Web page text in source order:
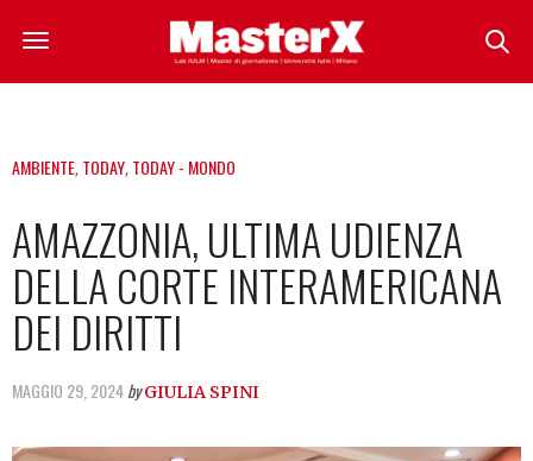
AMBIENTE,TODAY,TODAY - MONDO
AMAZZONIA, ULTIMA UDIENZA
DELLA CORTE INTERAMERICANA
DEI DIRITTI
MAGGIO 29, 2024by GIULIA SPINI